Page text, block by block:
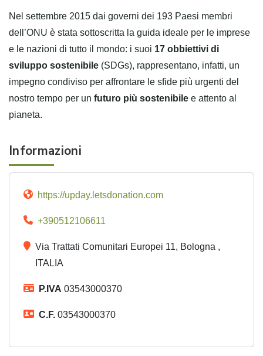
Nel settembre 2015 dai governi dei 193 Paesi membri
dell’ONU è stata sottoscritta la guida ideale per le imprese
e le nazioni di tutto il mondo: i suoi 17 obbiettivi di
sviluppo sostenibile (SDGs), rappresentano, infatti, un
impegno condiviso per affrontare le sfide più urgenti del
nostro tempo per un futuro più sostenibile e attento al
pianeta.
Informazioni
https://upday.letsdonation.com
+390512106611
Via Trattati Comunitari Europei 11, Bologna ,
ITALIA
P.IVA 03543000370
C.F. 03543000370